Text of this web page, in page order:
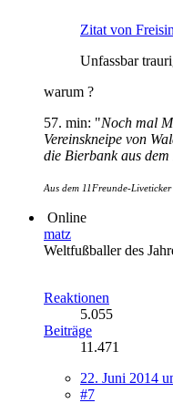
Zitat von
Unfassbar
warum ?
57. min: "Noch mal
Vereinskneipe von
die Bierbank aus dem
Aus dem 11Freunde-
Online
matz
Weltfußballer des
Reaktionen
5.055
Beiträge
11.471
22. Juni 2014
#7